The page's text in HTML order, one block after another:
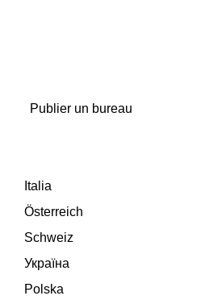
Publier un bureau
Italia
Österreich
Schweiz
Україна
Polska